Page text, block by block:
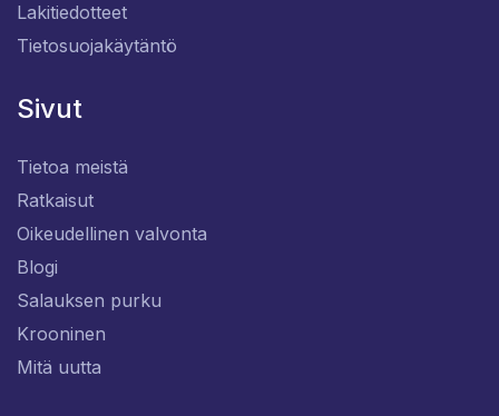
Lakitiedotteet
Tietosuojakäytäntö
Sivut
Tietoa meistä
Ratkaisut
Oikeudellinen valvonta
Blogi
Salauksen purku
Krooninen
Mitä uutta